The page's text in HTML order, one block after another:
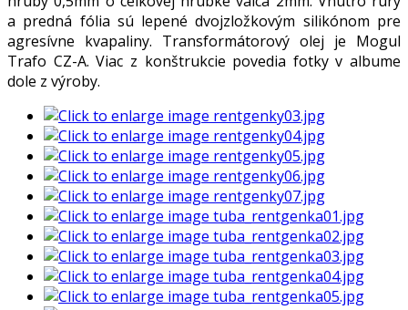
a predná fólia sú lepené dvojzložkovým silikónom pre
agresívne kvapaliny. Transformátorový olej je Mogul
Trafo CZ-A. Viac z konštrukcie povedia fotky v albume
dole z výroby.